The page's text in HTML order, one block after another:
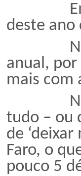
Em
deste
anual,
mais com
tudo – ou
de
Faro, o
pouco 5